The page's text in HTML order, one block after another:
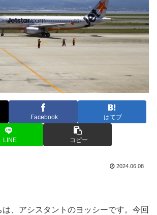
Facebook はてブ
LINE コピー
2024.06.08
、アシスタントのヨッシーです。今回